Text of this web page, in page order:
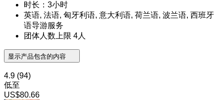
时长：3小时
英语, 法语, 匈牙利语, 意大利语, 荷兰语, 波兰语, 西班牙
语导游服务
团体人数上限 4人
显示产品包含的内容
4.9 (94)
低至
US$80.66